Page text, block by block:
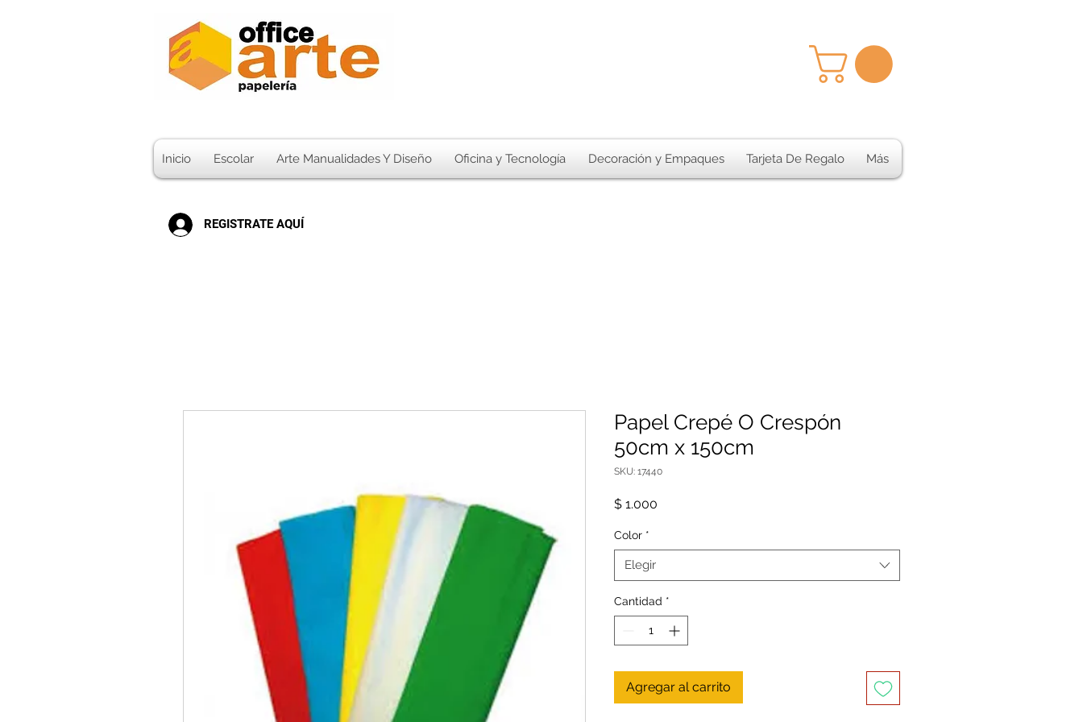
Inicio Escolar Arte Manualidades Y Diseño Oficina y Tecnología Decoración y Empaques Tarjeta De Regalo Más
REGISTRATE AQUÍ
Papel Crepé O Crespón
50cm x 150cm
SKU: 17440
$ 1.000
Color *
Elegir
Cantidad *
Agregar al carrito